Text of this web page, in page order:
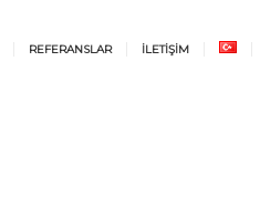
REFERANSLAR İLETİŞİM